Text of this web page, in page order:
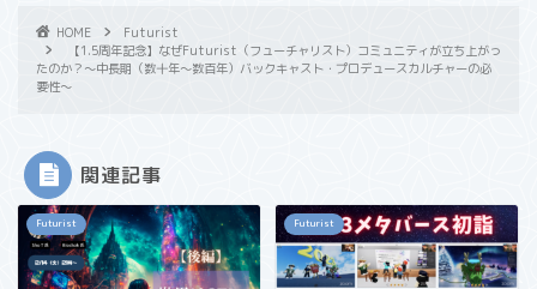
HOME
Futurist
【1.5周年記念】なぜFuturist（フューチャリスト）コミュニティが立ち上がっ
たのか？〜中長期（数十年〜数百年）バックキャスト・プロデュースカルチャーの必
要性〜
関連記事
Futurist Futurist